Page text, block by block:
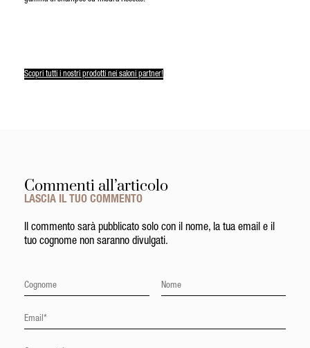
Scopri tutti i nostri prodotti nei saloni partner!
Commenti all’articolo
LASCIA IL TUO COMMENTO
Il commento sarà pubblicato solo con il nome, la tua email e il
tuo cognome non saranno divulgati.